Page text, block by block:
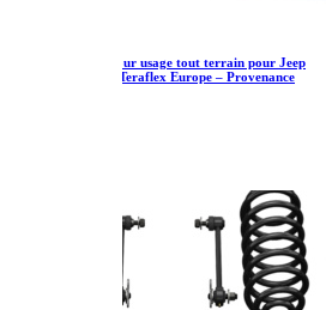
uniquement pour usage tout terrain pour Jeep
de +0″ à 6″ – Teraflex Europe – Provenance